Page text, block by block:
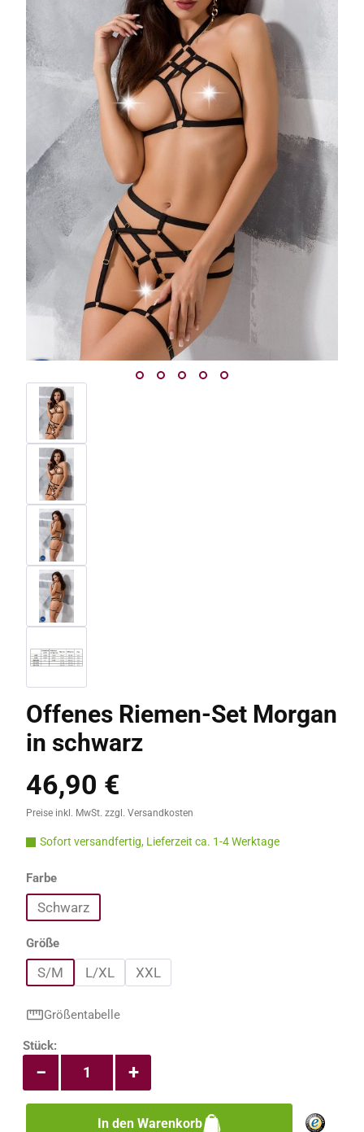
Offenes Riemen-Set Morgan
in schwarz
Regulärer Preis:
46,90 €
Preise inkl. MwSt. zzgl. Versandkosten
Sofort versandfertig, Lieferzeit ca. 1-4 Werktage
Farbeauswählen
Schwarz
Größeauswählen
S/M L/XL XXL
Größentabelle
Produkt Anzahl: Gib den gewünschten
Stück:
+
−
In den Warenkorb